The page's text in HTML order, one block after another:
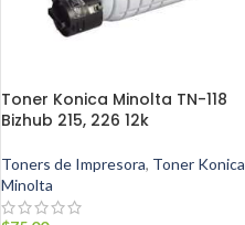
Toner Konica Minolta TN-118
Bizhub 215, 226 12k
Toners de Impresora, Toner Konica
Minolta